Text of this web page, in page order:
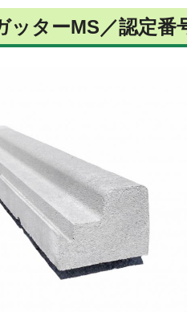
ッターMS／認定番